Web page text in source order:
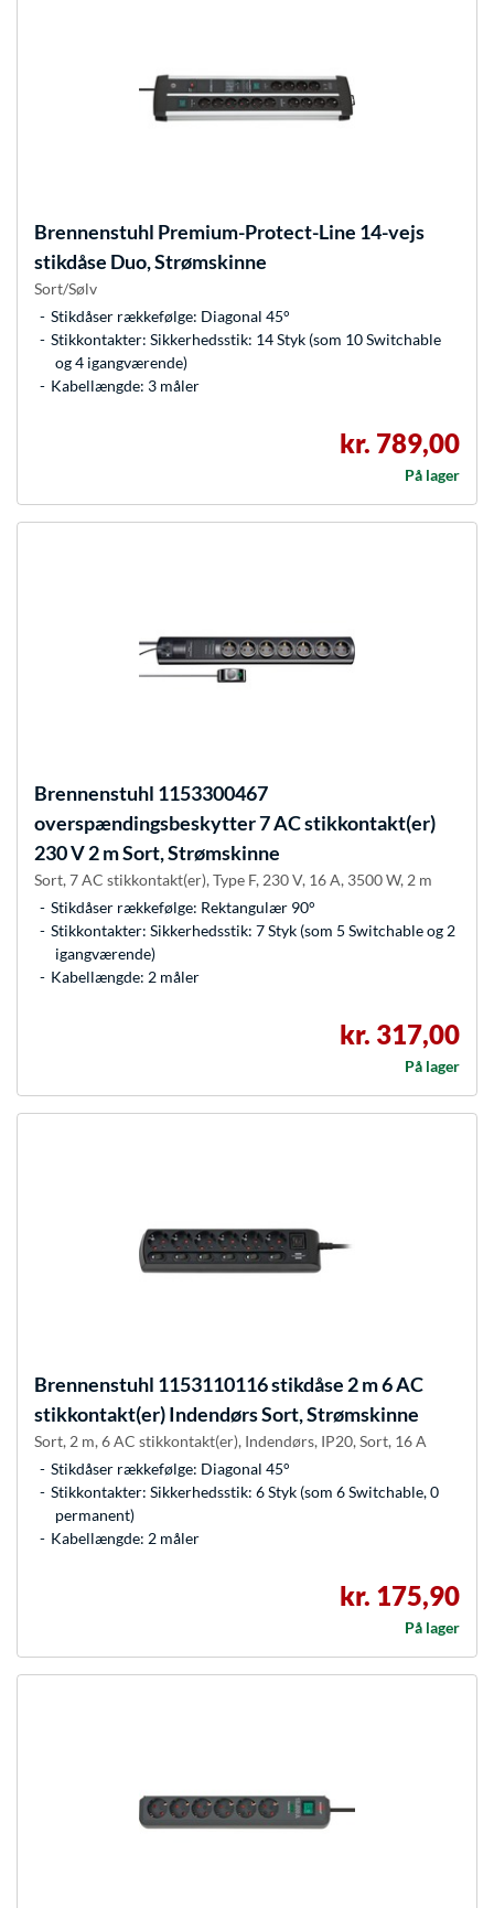
Brennenstuhl Premium-Protect-Line 14-vejs
stikdåse Duo, Strømskinne
Sort/Sølv
Stikdåser rækkefølge: Diagonal 45°
Stikkontakter: Sikkerhedsstik: 14 Styk (som 10 Switchable
og 4 igangværende)
Kabellængde: 3 måler
kr. 789,00
På lager
Brennenstuhl 1153300467
overspændingsbeskytter 7 AC stikkontakt(er)
230 V 2 m Sort, Strømskinne
Sort, 7 AC stikkontakt(er), Type F, 230 V, 16 A, 3500 W, 2 m
Stikdåser rækkefølge: Rektangulær 90°
Stikkontakter: Sikkerhedsstik: 7 Styk (som 5 Switchable og 2
igangværende)
Kabellængde: 2 måler
kr. 317,00
På lager
Brennenstuhl 1153110116 stikdåse 2 m 6 AC
stikkontakt(er) Indendørs Sort, Strømskinne
Sort, 2 m, 6 AC stikkontakt(er), Indendørs, IP20, Sort, 16 A
Stikdåser rækkefølge: Diagonal 45°
Stikkontakter: Sikkerhedsstik: 6 Styk (som 6 Switchable, 0
permanent)
Kabellængde: 2 måler
kr. 175,90
På lager